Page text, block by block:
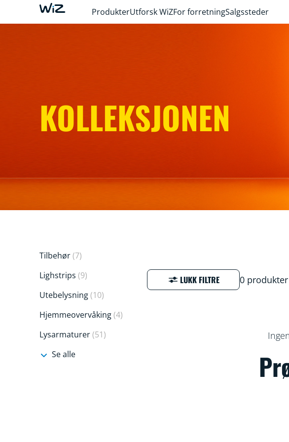
ProdukterUtforsk WiZFor forretningSalgssteder
KOLLEKSJONEN
Tilbehør(7)
Lighstrips (9)
Utebelysning(10)
Hjemmeovervåking(4)
Lysarmaturer(51)
Se alle
LUKK FILTRE 0 produkter